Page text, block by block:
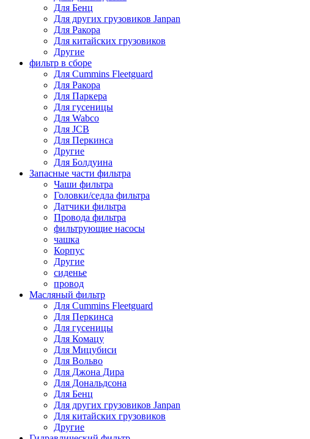
Для Бенц
Для других грузовиков Janpan
Для Ракора
Для китайских грузовиков
Другие
фильтр в сборе
Для Cummins Fleetguard
Для Ракора
Для Паркера
Для гусеницы
Для Wabco
Для JCB
Для Перкинса
Другие
Для Болдуина
Запасные части фильтра
Чаши фильтра
Головки/седла фильтра
Датчики фильтра
Провода фильтра
фильтрующие насосы
чашка
Корпус
Другие
сиденье
провод
Масляный фильтр
Для Cummins Fleetguard
Для Перкинса
Для гусеницы
Для Комацу
Для Мицубиси
Для Вольво
Для Джона Дира
Для Дональдсона
Для Бенц
Для других грузовиков Janpan
Для китайских грузовиков
Другие